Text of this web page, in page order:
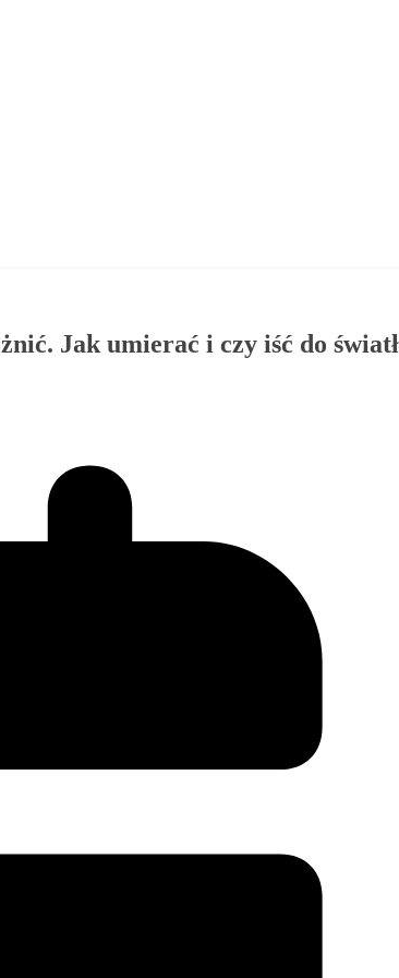
Jak umierać i czy iść do